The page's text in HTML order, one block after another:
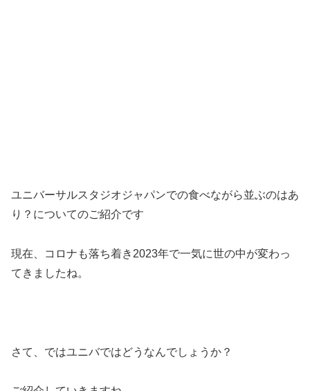
ユニバーサルスタジオジャパンでの食べながら並ぶのはあ
り？についてのご紹介です
現在、コロナも落ち着き2023年で一気に世の中が変わっ
てきましたね。
さて、ではユニバではどうなんでしょうか？